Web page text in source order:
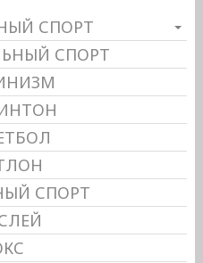
СПОРТ
СПОРТ
СПОРТ